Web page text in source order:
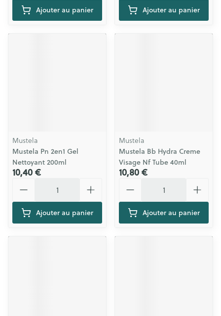
Ajouter au panier Ajouter au panier
Mustela
Mustela Pn 2en1 Gel
Nettoyant 200ml
10,40 €
Ajouter au panier
Mustela
Mustela Bb Hydra Creme
Visage Nf Tube 40ml
10,80 €
Ajouter au panier